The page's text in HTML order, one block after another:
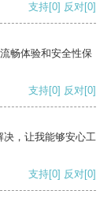
支持[0] 反对[0]
畅体验和安全性保
支持[0] 反对[0]
决，让我能够安心工
支持[0] 反对[0]